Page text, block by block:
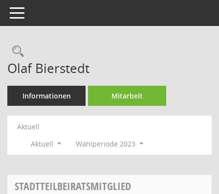
Toggle navigation
Rechercheauswahl
Olaf Bierstedt
Informationen Mitarbeit
Aktuell
Aktuell
Wahlperiode 2023
STADTTEILBEIRATSMITGLIED